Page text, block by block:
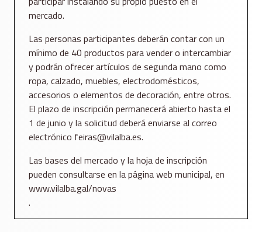
mercado.
Las personas participantes deberán contar con un
mínimo de 40 productos para vender o intercambiar
y podrán ofrecer artículos de segunda mano como
ropa, calzado, muebles, electrodomésticos,
accesorios o elementos de decoración, entre otros.
El plazo de inscripción permanecerá abierto hasta el
1 de junio y la solicitud deberá enviarse al correo
electrónico feiras@vilalba.es.
Las bases del mercado y la hoja de inscripción
pueden consultarse en la página web municipal, en
www.vilalba.gal/novas
.